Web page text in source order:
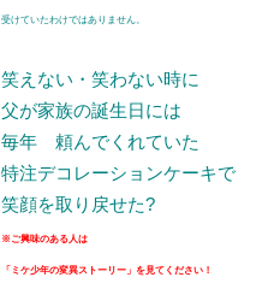
受けていたわけではありません。
笑えない・笑わない時に
父が家族の誕生日には
毎年 頼んでくれていた
特注デコレーションケーキで
笑顔を取り戻せた?
※ご興味のある人は
「ミケ少年の変異ストーリー」を見てください！